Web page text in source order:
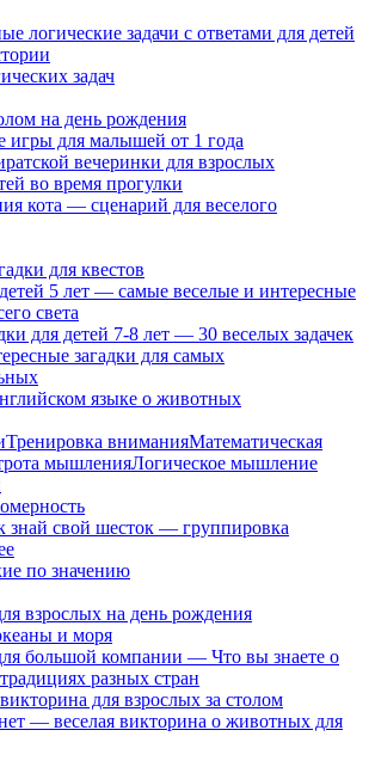
логические задачи с ответами для детей
задач
на день рождения
игры для малышей от 1 года
вечеринки для взрослых
во время прогулки
кота — сценарий для веселого
для квестов
5 лет — самые веселые и интересные
света
для детей 7-8 лет — 30 веселых задачек
загадки для самых
языке о животных
Тренировка вниманияМатематическая
мышленияЛогическое мышление
знай свой шесток — группировка
по значению
взрослых на день рождения
и моря
большой компании — Что вы знаете о
разных стран
для взрослых за столом
— веселая викторина о животных для